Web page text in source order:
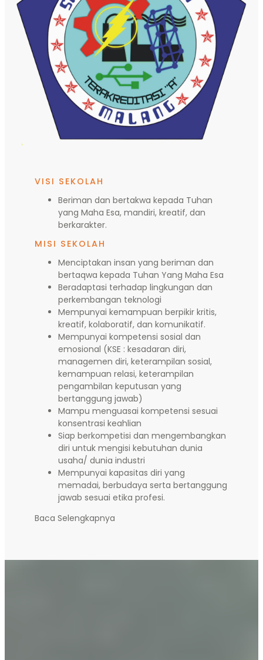
VISI SEKOLAH
Beriman dan bertakwa kepada Tuhan
yang Maha Esa, mandiri, kreatif, dan
berkarakter.
MISI SEKOLAH
Menciptakan insan yang beriman dan
bertaqwa kepada Tuhan Yang Maha Esa
Beradaptasi terhadap lingkungan dan
perkembangan teknologi
Mempunyai kemampuan berpikir kritis,
kreatif, kolaboratif, dan komunikatif.
Mempunyai kompetensi sosial dan
emosional (KSE : kesadaran diri,
managemen diri, keterampilan sosial,
kemampuan relasi, keterampilan
pengambilan keputusan yang
bertanggung jawab)
Mampu menguasai kompetensi sesuai
konsentrasi keahlian
Siap berkompetisi dan mengembangkan
diri untuk mengisi kebutuhan dunia
usaha/ dunia industri
Mempunyai kapasitas diri yang
memadai, berbudaya serta bertanggung
jawab sesuai etika profesi.
Baca Selengkapnya